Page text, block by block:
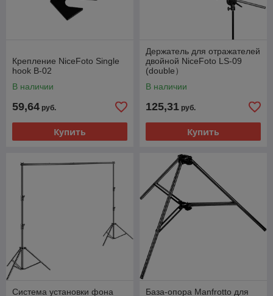
Крепление NiceFoto Single
hook B-02
В наличии
59,64 руб.
Купить
Держатель для отражателей
двойной NiceFoto LS-09
(double）
В наличии
125,31 руб.
Купить
Система установки фона
База-опора Manfrotto для